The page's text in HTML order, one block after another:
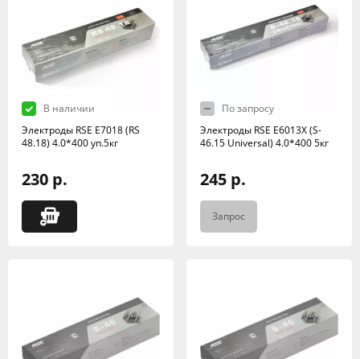
В наличии
Электроды RSE Е7018 (RS
48.18) 4.0*400 уп.5кг
230 р.
По запросу
Электроды RSE Е6013X (S-
46.15 Universal) 4.0*400 5кг
245 р.
Запрос